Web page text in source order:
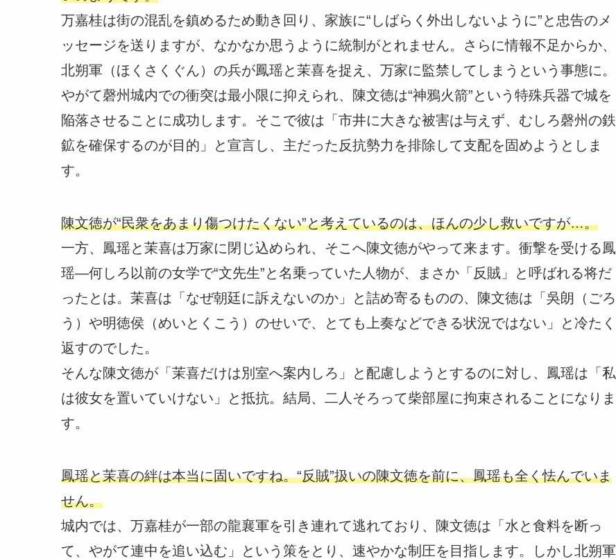
万嘉桂は街の混乱を鎮めるため動き回り、家族に“しばらく外出しないように”と忠告のメ
ッセージを送りますが、なかなか思うように統制がとれません。さらに情報不足からか、
北朔軍（ほくさくぐん）の兵が鳳瑶と茉喜を捉え、万家に監禁してしまうという事態に。
やがて磬州城内での衝突は最小限に抑えられ、陳文徳は“神鴉火箭”という特殊兵器で城を
陥落させることに成功します。そこで彼は「市井に大きな被害は与えず、むしろ磬州の鉄
鉱を確保するのが目的」と宣言し、主だった反抗勢力を排除して支配を固めようとしま
す。
陳文徳が“民衆をあまり傷つけたくない”と考えているのは、ほんの少し救いですが…。
一方、鳳瑶と茉喜は万家に閉じ込められ、そこへ陳文徳がやって来ます。衝撃を受ける鳳
瑶—何しろ以前の女学で“文先生”と名乗っていた人物が、まさか「反賊」と呼ばれる将だ
ったとは。茉喜は「なぜ朝廷に訴えないのか」と詰め寄るものの、陳文徳は「吳朗（ごろ
う）や明徳侯（めいとくこう）のせいで、とても上奏などできる状況ではない」と冷たく
返すのでした。
そんな陳文徳が「茉喜だけは別室へ案内しろ」と配慮しようとするのに対し、鳳瑶は「私
は彼女を置いていけない」と抵抗。結局、二人そろって柴部屋に拘束されることになりま
す。
鳳瑶と茉喜の絆は本当に固いですね。“反賊”扱いの陳文徳を前に、鳳瑶も全く怯んでいま
せん。
城内では、万嘉桂が一部の龍襄軍を引き連れて逃れており、陳文徳は「水と食料を断っ
て、やがて連中を追い込む」という策をとり、速やかな制圧を目指します。しかし北朔軍